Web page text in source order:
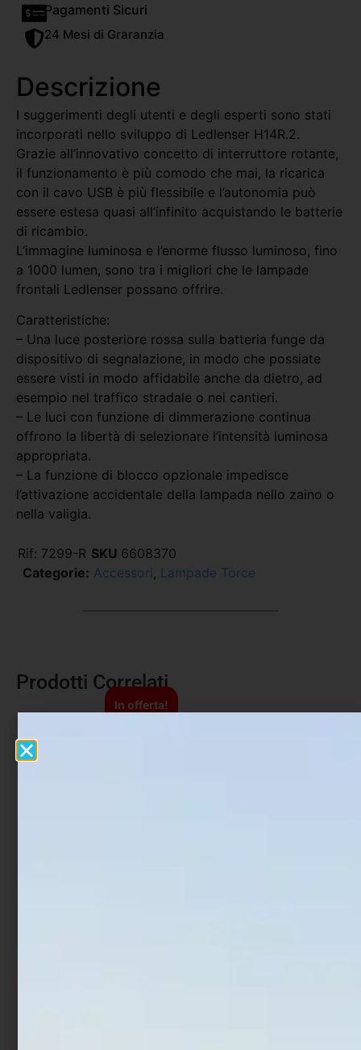
Pagamenti Sicuri
24 Mesi di Graranzia
Descrizione
I suggerimenti degli utenti e degli esperti sono stati
incorporati nello sviluppo di Ledlenser H14R.2.
Grazie all’innovativo concetto di interruttore rotante,
il funzionamento è più comodo che mai, la ricarica
con il cavo USB è più flessibile e l’autonomia può
essere estesa quasi all’infinito acquistando le batterie
di ricambio.
L’immagine luminosa e l’enorme flusso luminoso, fino
a 1000 lumen, sono tra i migliori che le lampade
frontali Ledlenser possano offrire.
Caratteristiche:
– Una luce posteriore rossa sulla batteria funge da
dispositivo di segnalazione, in modo che possiate
essere visti in modo affidabile anche da dietro, ad
esempio nel traffico stradale o nei cantieri.
– Le luci con funzione di dimmerazione continua
offrono la libertà di selezionare l’intensità luminosa
appropriata.
– La funzione di blocco opzionale impedisce
l’attivazione accidentale della lampada nello zaino o
nella valigia.
Rif: 7299-R SKU 6608370
Categorie: Accessori , Lampade Torce
Prodotti Correlati
In offerta!